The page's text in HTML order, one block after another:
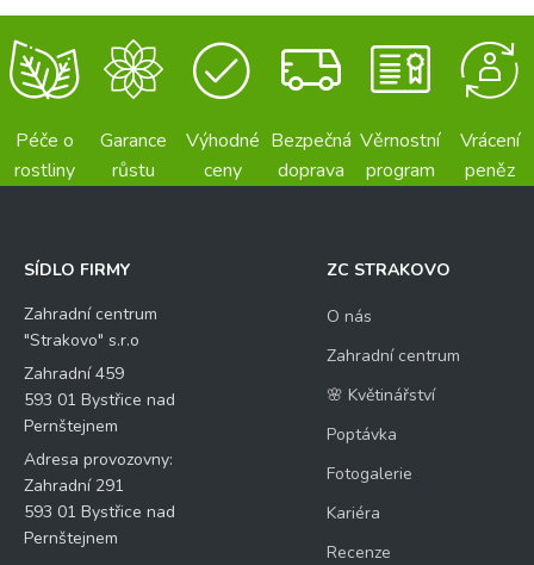
Péče o
rostliny
Garance
růstu
Výhodné
ceny
Bezpečná
doprava
Věrnostní
program
Vrácení
peněz
SÍDLO FIRMY
Zahradní centrum
"Strakovo" s.r.o
Zahradní 459
593 01 Bystřice nad
Pernštejnem
Adresa provozovny:
Zahradní 291
593 01 Bystřice nad
Pernštejnem
ZC STRAKOVO
O nás
Zahradní centrum
🌸 Květinářství
Poptávka
Fotogalerie
Kariéra
Recenze